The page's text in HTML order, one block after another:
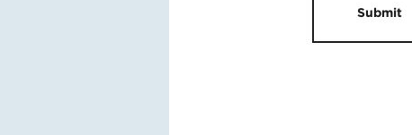
Submit